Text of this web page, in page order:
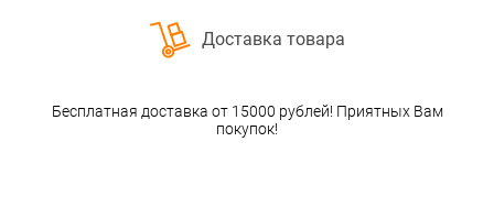
Доставка товара
Бесплатная доставка от 15000 рублей! Приятных Вам
покупок!